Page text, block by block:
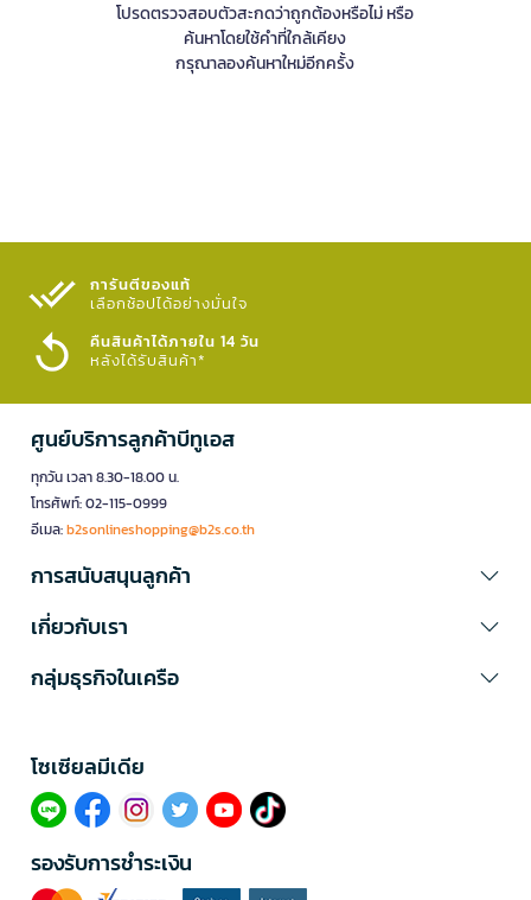
โปรดตรวจสอบตัวสะกดว่าถูกต้องหรือไม่ หรือ
ค้นหาโดยใช้คำที่ใกล้เคียง
กรุณาลองค้นหาใหม่อีกครั้ง
การันตีของแท้
เลือกช้อปได้อย่างมั่นใจ​
คืนสินค้าได้ภายใน 14 วัน
หลังได้รับสินค้า*
ศูนย์บริการลูกค้าบีทูเอส
ทุกวัน เวลา 8.30-18.00 น.
โทรศัพท์: 02-115-0999
อีเมล:b2sonlineshopping@b2s.co.th
การสนับสนุนลูกค้า
เกี่ยวกับเรา
กลุ่มธุรกิจในเครือ
โซเซียลมีเดีย​
รองรับการชำระเงิน